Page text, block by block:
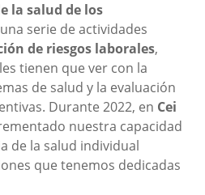
la salud de los
serie de actividades
de riesgos laborales,
tienen que ver con la
de salud y la evaluación
Durante 2022, en Cei
nuestra capacidad
de la salud individual
que tenemos dedicadas